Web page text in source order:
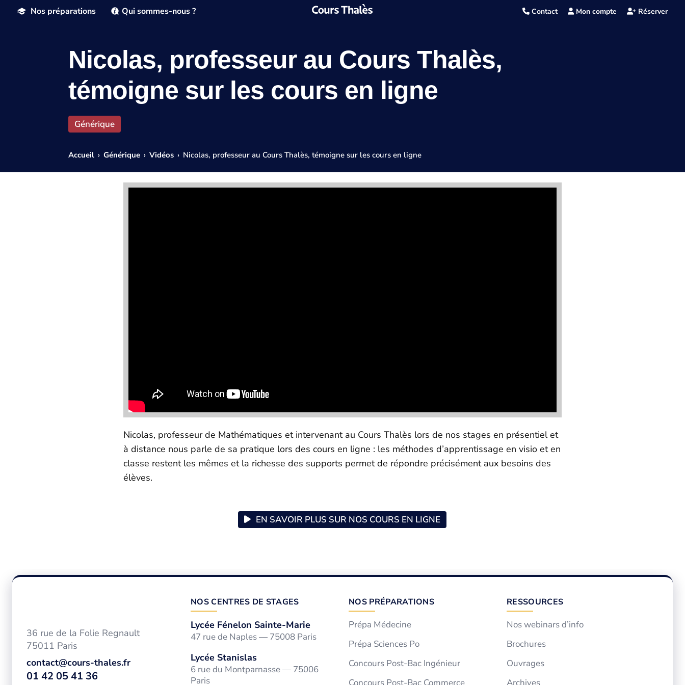
Nos préparations Qui sommes-nous ? Contact Mon compte Réserver
Nicolas, professeur au Cours Thalès,
témoigne sur les cours en ligne
Générique
Accueil › Générique › Vidéos › Nicolas, professeur au Cours Thalès, témoigne sur les cours en ligne
Nicolas, professeur de Mathématiques et intervenant au Cours Thalès lors de nos stages en présentiel et
à distance nous parle de sa pratique lors des cours en ligne : les méthodes d’apprentissage en visio et en
classe restent les mêmes et la richesse des supports permet de répondre précisément aux besoins des
élèves.
EN SAVOIR PLUS SUR NOS COURS EN LIGNE
36 rue de la Folie Regnault
75011 Paris
contact@cours-thales.fr
01 42 05 41 36
NOS CENTRES DE STAGES
Lycée Fénelon Sainte-Marie
47 rue de Naples — 75008 Paris
Lycée Stanislas
6 rue du Montparnasse — 75006
Paris
NOS PRÉPARATIONS
Prépa Médecine
Prépa Sciences Po
Concours Post-Bac Ingénieur
Concours Post-Bac Commerce
RESSOURCES
Nos webinars d’info
Brochures
Ouvrages
Archives